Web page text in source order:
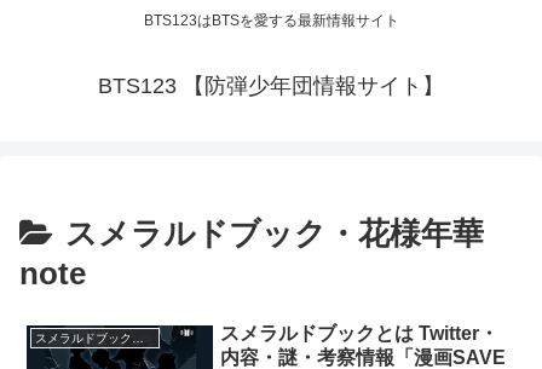
BTS123はBTSを愛する最新情報サイト
BTS123 【防弾少年団情報サイト】
スメラルドブック・花様年華
note
スメラルドブックとは Twitter・
内容・謎・考察情報「漫画SAVE